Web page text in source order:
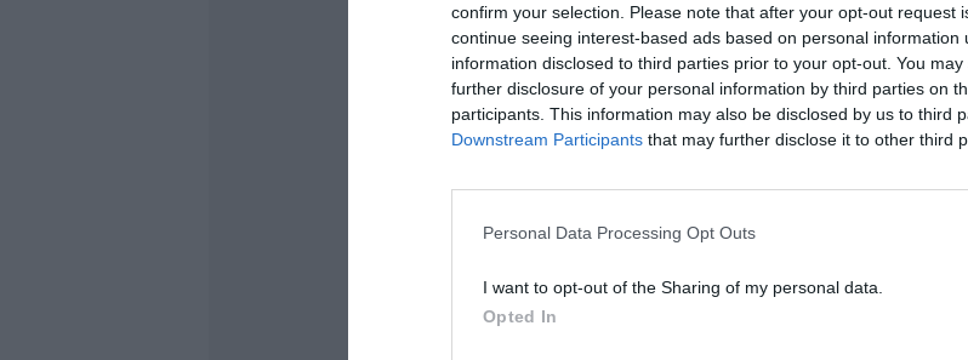
confirm your selection. Please note that after your opt-out request
continue seeing interest-based ads based on personal information
information disclosed to third parties prior to your opt-out. You
further disclosure of your personal information by third parties on
participants. This information may also be disclosed by us to third
Downstream Participants that may further disclose it to other third
Personal Data Processing Opt Outs
I want to opt-out of the Sharing of my personal data.
Opted In